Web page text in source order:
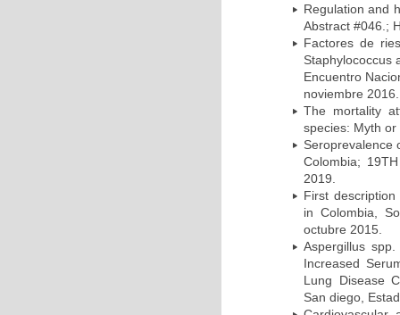
Regulation and
Abstract #046.;
Factores de
Staphylococcus
Encuentro
noviembre 2016.
The mortality
species: Myth
Seroprevalence
Colombia;
2019.
First
in Colombia,
octubre 2015.
Aspergillus
Increased
Lung Disease
San diego,